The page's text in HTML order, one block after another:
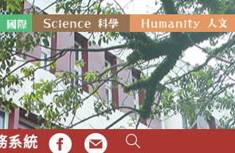
系統 FB EMAIL